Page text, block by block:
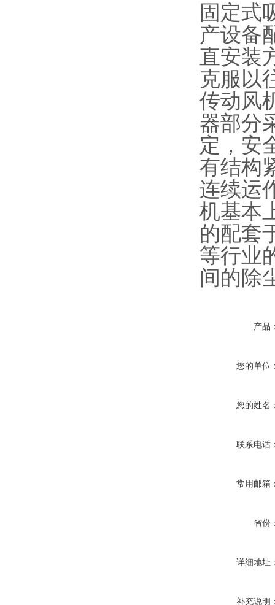
固定式
产设备
直安装
克服以
传动风
器部分
定，安
有结构
连续运
机基本
的配套
等行业
间的除
产品
您的单位
您的姓名
联系电话
常用邮箱
省份
详细地址
补充说明